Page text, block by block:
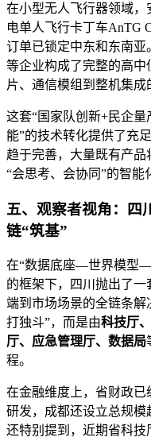
在小型无人飞行器领域
电单人飞行卡丁车AnTG
订单已锁定中东和东南
等企业构成了完整的高
片、通信模组到整机集成
这套“国家队创新+民企
能”的技术转化提供了充
趋于完善，大量既有产品
“会思考、会协同”的智能
五、观察者视角：四
链“筑基”
在“数据底座—世界模型
的框架下，四川抛出了
端到市场场景的全链条解
打独斗”，而是由科技厅
厅、应急管理厅、数据局
程。
在金融维度上，省财政
研发，成都还设立总规模
还特别提到，近期省科技